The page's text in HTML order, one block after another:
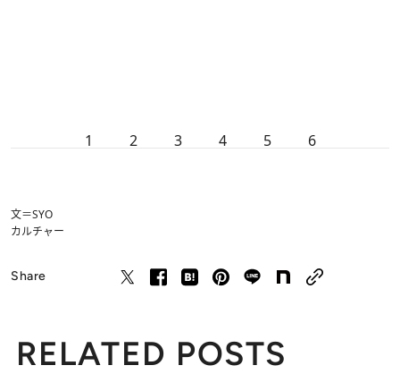
1 2 3 4 5 6
文＝SYO
カルチャー
Share
RELATED POSTS